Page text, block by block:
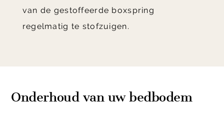
van de gestoffeerde boxspring
regelmatig te stofzuigen.
Onderhoud van uw bedbodem